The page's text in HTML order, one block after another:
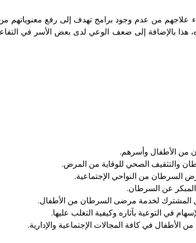
علاجهم من عدم وجود برامج تهدف إلى رفع معنوياتهم
هذا بالإضافة إلى ضعف الوعي لدى بعض الأسر في
من الأطفال وأسرهم.
والتثقيف الصحي للوقاية من المرض.
السرطان من النواحي الإجتماعية.
عن السرطان.
المشترك لخدمة مرضى السرطان من الأطفال.
في التوعية بآثاره وكيفية التغلب عليها.
في كافة المجالات الإجتماعية والإدارية.